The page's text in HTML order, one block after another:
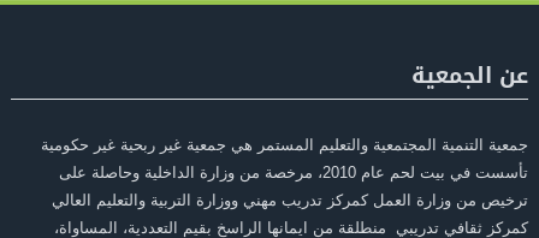
عن الجمعية
جمعية التنمية المجتمعية والتعليم المستمر هي جمعية غير ربحية غير حكومية
تأسست في بيت لحم عام 2010، مرخصة من وزارة الداخلية وحاصلة على
ترخيص من وزارة العمل كمركز تدريب مهني ووزارة التربية والتعليم العالي
كمركز ثقافي تدريبي منطلقة من ايمانها الراسخ بقيم التعددية، المساواة،